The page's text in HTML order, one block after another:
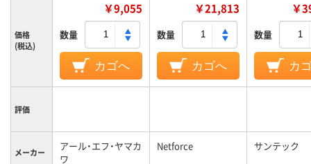
価格
(税込)
￥9,055
数量
カゴへ
￥21,813
数量
カゴへ
￥
数量
カ
評価
メーカー
アール・エフ・ヤマカ
ワ
Netforce サンテック